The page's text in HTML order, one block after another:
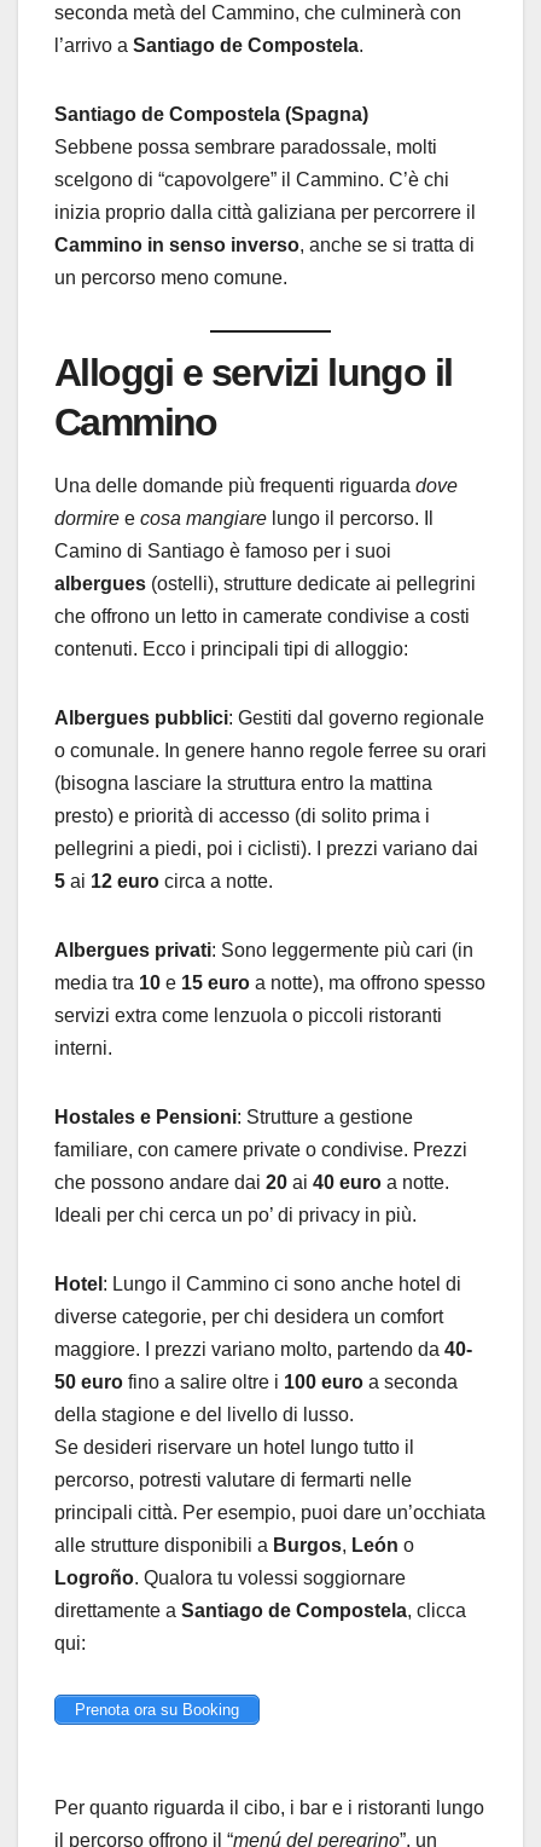
seconda metà del Cammino, che culminerà con
l’arrivo a Santiago de Compostela.
Santiago de Compostela (Spagna)
Sebbene possa sembrare paradossale, molti
scelgono di “capovolgere” il Cammino. C’è chi
inizia proprio dalla città galiziana per percorrere il
Cammino in senso inverso, anche se si tratta di
un percorso meno comune.
Alloggi e servizi lungo il
Cammino
Una delle domande più frequenti riguarda dove
dormire e cosa mangiare lungo il percorso. Il
Camino di Santiago è famoso per i suoi
albergues (ostelli), strutture dedicate ai pellegrini
che offrono un letto in camerate condivise a costi
contenuti. Ecco i principali tipi di alloggio:
Albergues pubblici: Gestiti dal governo regionale
o comunale. In genere hanno regole ferree su orari
(bisogna lasciare la struttura entro la mattina
presto) e priorità di accesso (di solito prima i
pellegrini a piedi, poi i ciclisti). I prezzi variano dai
5 ai 12 euro circa a notte.
Albergues privati: Sono leggermente più cari (in
media tra 10 e 15 euro a notte), ma offrono spesso
servizi extra come lenzuola o piccoli ristoranti
interni.
Hostales e Pensioni: Strutture a gestione
familiare, con camere private o condivise. Prezzi
che possono andare dai 20 ai 40 euro a notte.
Ideali per chi cerca un po’ di privacy in più.
Hotel : Lungo il Cammino ci sono anche hotel di
diverse categorie, per chi desidera un comfort
maggiore. I prezzi variano molto, partendo da 40-
50 euro fino a salire oltre i 100 euro a seconda
della stagione e del livello di lusso.
Se desideri riservare un hotel lungo tutto il
percorso, potresti valutare di fermarti nelle
principali città. Per esempio, puoi dare un’occhiata
alle strutture disponibili a Burgos, León o
Logroño. Qualora tu volessi soggiornare
direttamente a Santiago de Compostela, clicca
qui:
Prenota ora su Booking
Per quanto riguarda il cibo, i bar e i ristoranti lungo
il percorso offrono il “menú del peregrino”, un